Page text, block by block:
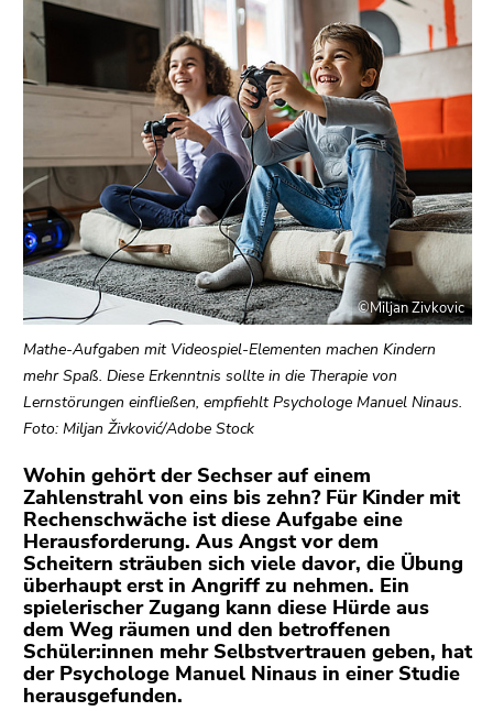
Sie diesen
Zum
(Zugriffstaste
1)
Zur
Positionsanzeige
(Zugriffstaste
2)
Zur
Hauptnavigation
(Zugriffstaste
3)
Zu
Zusatzinformationen
(Zugriffstaste
5)
Zu
den
Seiteneinstellungen
(Benutzer/Sprache)
(Zugriffstaste
8)
©Miljan Zivkovic
Mathe-Aufgaben mit Videospiel-Elementen machen Kindern
mehr Spaß. Diese Erkenntnis sollte in die Therapie von
Lernstörungen einfließen, empfiehlt Psychologe Manuel Ninaus.
Foto: Miljan Živković/Adobe Stock
Wohin gehört der Sechser auf einem
Zahlenstrahl von eins bis zehn? Für Kinder mit
Rechenschwäche ist diese Aufgabe eine
Herausforderung. Aus Angst vor dem
Scheitern sträuben sich viele davor, die Übung
überhaupt erst in Angriff zu nehmen. Ein
spielerischer Zugang kann diese Hürde aus
dem Weg räumen und den betroffenen
Schüler:innen mehr Selbstvertrauen geben, hat
der Psychologe Manuel Ninaus in einer Studie
herausgefunden.